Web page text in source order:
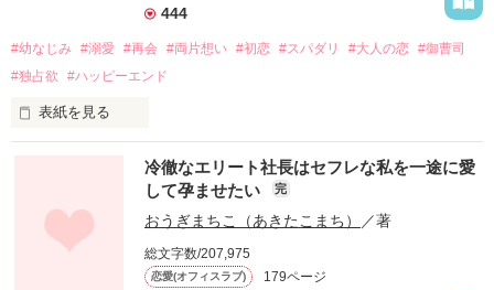
444
#幼なじみ #溺愛 #再会 #両片想い #初恋 #スパダリ #大人の恋 #御曹司
#独占欲
#ハッピーエンド
表紙を見る
幼なじみの哲平に淡い恋心を抱いていた美桜。
しかし、ある出来事をきっかけに二人の関係は壊れてしまう。
関係修復もできないまま、美桜は両親の離婚によって
引っ越すことになり、哲平とも離れ離れになった。
冷徹なエリート社長はセフレな私を一途に愛
して孕ませたい
完
おうぎまちこ（あきたこまち） ／著
総文字数/207,975
恋愛(オフィスラブ) 179ページ